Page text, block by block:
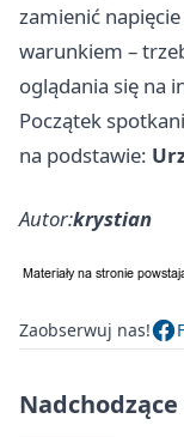
zamienić
warunkiem –
oglądania się na
Początek
na podstawie:
Autor:krystian
Zaobserwuj nas!